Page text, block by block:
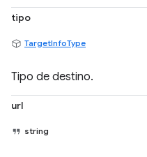
tipo
TargetInfoType
Tipo de destino.
url
string